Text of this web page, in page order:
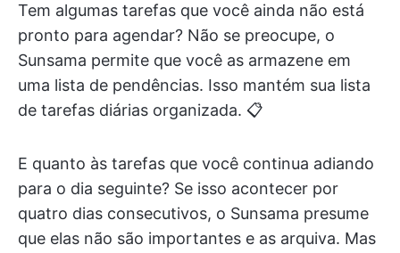
Tem algumas tarefas que você ainda não está
pronto para agendar? Não se preocupe, o
Sunsama permite que você as armazene em
uma lista de pendências. Isso mantém sua lista
de tarefas diárias organizada. 📋
E quanto às tarefas que você continua adiando
para o dia seguinte? Se isso acontecer por
quatro dias consecutivos, o Sunsama presume
que elas não são importantes e as arquiva. Mas